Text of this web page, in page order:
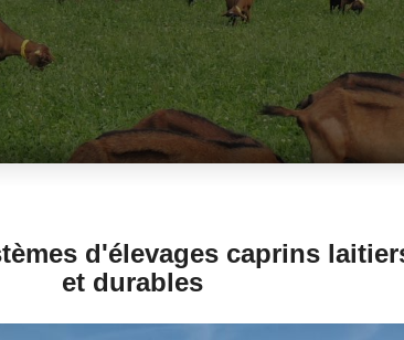
d'élevages caprins
et durables